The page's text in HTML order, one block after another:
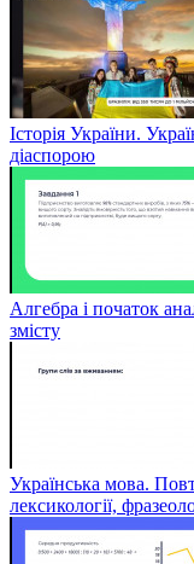
Історія України.
діаспорою
Алгебра і початок
змісту
Українська мова.
лексикології,